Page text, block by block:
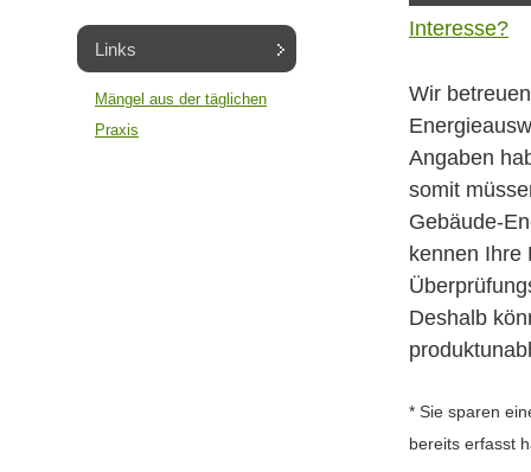
Interesse?
Wir
Angaben
somit
Gebäude-
kennen Ihre
Deshalb
* Sie sparen
bereits erfasst
Links
Mängel aus der täglichen
Praxis